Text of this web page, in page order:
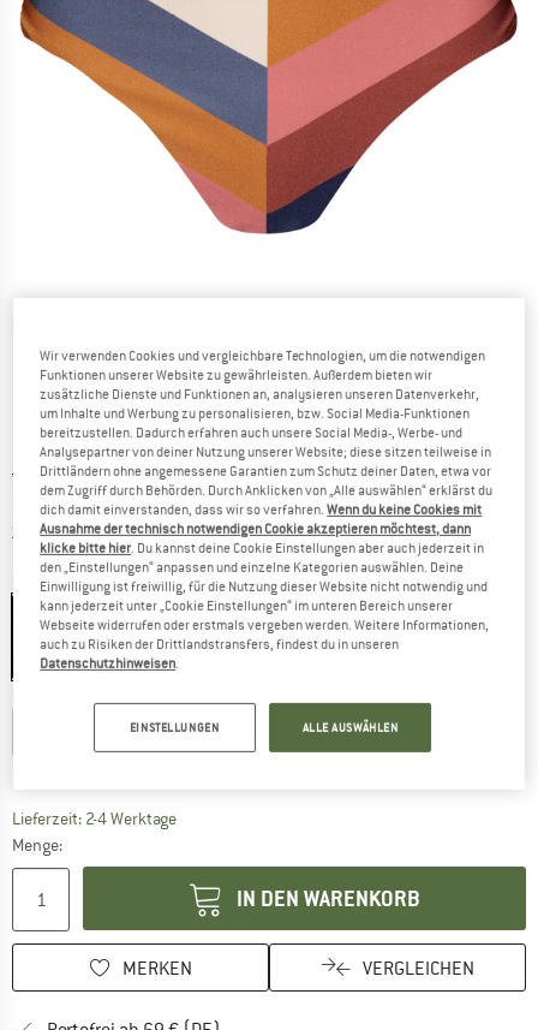
Ursprünglicher Preis :
44,95€
Preis:
26,97€ inkl. MwSt.
zzgl. VersandkostenInformationen zu den Versandkosten. Öffnet sich in
Farbe:Multi II
40%
38 EU40 42 EU44
Lieferzeit: 2-4 WerktageDer Link öffnet sich in einer Infobox und
Menge:
IN DEN WARENKORB
MERKEN VERGLEICHEN
Wir verwenden Cookies und vergleichbare Technologien, um die notwendigen
Funktionen unserer Website zu gewährleisten. Außerdem bieten wir
zusätzliche Dienste und Funktionen an, analysieren unseren Datenverkehr,
um Inhalte und Werbung zu personalisieren, bzw. Social Media-Funktionen
bereitzustellen. Dadurch erfahren auch unsere Social Media-, Werbe- und
Analysepartner von deiner Nutzung unserer Website; diese sitzen teilweise in
Drittländern ohne angemessene Garantien zum Schutz deiner Daten, etwa vor
dem Zugriff durch Behörden. Durch Anklicken von „Alle auswählen“ erklärst du
dich damit einverstanden, dass wir so verfahren.Wenn du keine Cookies mit
Ausnahme der technisch notwendigen Cookie akzeptieren möchtest, dann
klicke bitte hier . Du kannst deine Cookie Einstellungen aber auch jederzeit in
den „Einstellungen“ anpassen und einzelne Kategorien auswählen. Deine
Einwilligung ist freiwillig, für die Nutzung dieser Website nicht notwendig und
kann jederzeit unter „Cookie Einstellungen“ im unteren Bereich unserer
Webseite widerrufen oder erstmals vergeben werden. Weitere Informationen,
auch zu Risiken der Drittlandstransfers, findest du in unseren
Datenschutzhinweisen
EINSTELLUNGEN ALLE AUSWÄHLEN